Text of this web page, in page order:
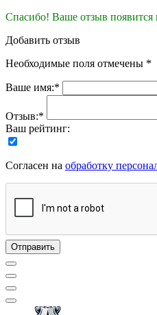
Спасибо! Ваше отзыв появится
Добавить отзыв
Необходимые поля отмечены *
Ваше имя:*
Отзыв:*
Ваш рейтинг:
Согласен на обработку